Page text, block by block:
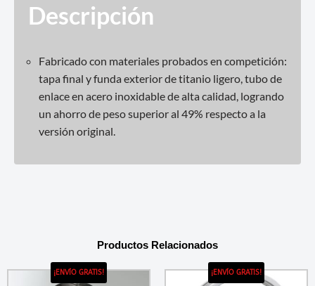
Descripción
Fabricado con materiales probados en competición:
tapa final y funda exterior de titanio ligero, tubo de
enlace en acero inoxidable de alta calidad, logrando
un ahorro de peso superior al 49% respecto a la
versión original.
Productos Relacionados
¡ENVÍO GRATIS! ¡ENVÍO GRATIS!